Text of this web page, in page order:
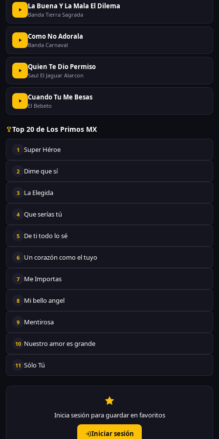
La Buena Y La Mala El Dilema
Banda Tierra Sagrada
Como No Adorala
Banda Carnaval
Quien Te Dio Permiso
Saul El Jaguar Alarcon
Cuando Tu Me Besas
El Bebeto
Top 20 de Los Primos MX
1 Super Héroe
2 Dime que sí
3 La Elegida
4 Que serías tú
5 De ti todo lo sé
6 Un corazón como el tuyo
7 Me Importas
8 Mi bello angel
9 Mentirosa
10 Nuestro amor es grande
11 Sólo Tú
Inicia sesión para guardar en favoritos
Iniciar sesión